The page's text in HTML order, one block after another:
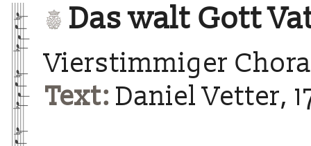
Das walt Gott
Vierstimmiger
Text: Daniel Vetter,